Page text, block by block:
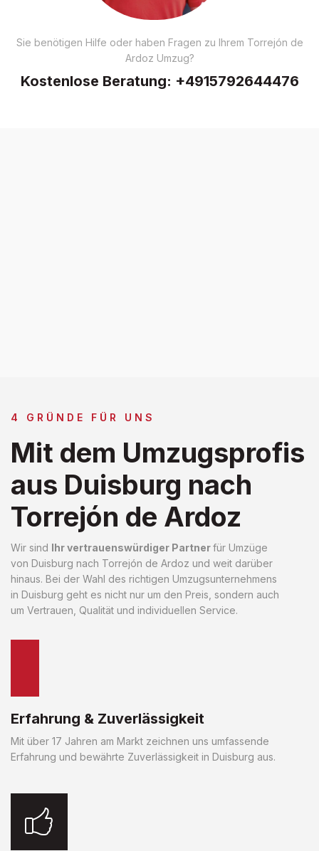
Sie benötigen Hilfe oder haben Fragen zu Ihrem Torrejón de
Ardoz Umzug?
Kostenlose Beratung: +4915792644476
4 GRÜNDE FÜR UNS
Mit dem Umzugsprofis
aus Duisburg nach
Torrejón de Ardoz
Wir sind Ihr vertrauenswürdiger Partnerfür Umzüge
von Duisburg nach Torrejón de Ardoz und weit darüber
hinaus. Bei der Wahl des richtigen Umzugsunternehmens
in Duisburg geht es nicht nur um den Preis, sondern auch
um Vertrauen, Qualität und individuellen Service.
Erfahrung & Zuverlässigkeit
Mit über 17 Jahren am Markt zeichnen uns umfassende
Erfahrung und bewährte Zuverlässigkeit in Duisburg aus.